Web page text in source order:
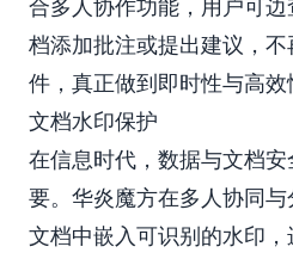
合多人协作功能，用户可
档添加批注或提出建议，
件，真正做到即时性与高效
文档水印保护
在信息时代，数据与文档
要。华炎魔方在多人协同
文档中嵌入可识别的水印，